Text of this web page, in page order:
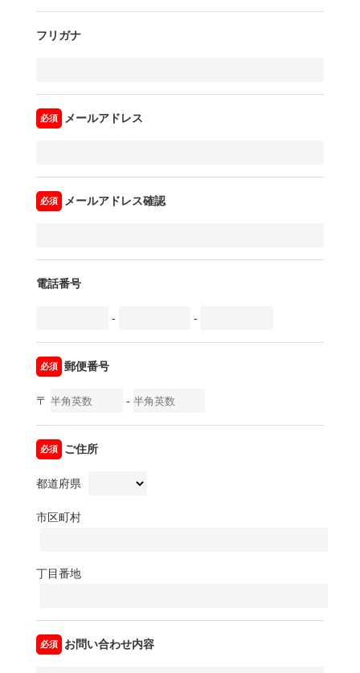
フリガナ
メールアドレス
メールアドレス確認
電話番号
- -
郵便番号
〒 -
ご住所
都道府県
市区町村
丁目番地
お問い合わせ内容